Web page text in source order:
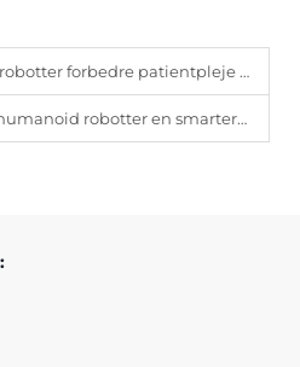
forbedre patientpleje og sikkerhed?
en smartere og mere forbundet fremtid?